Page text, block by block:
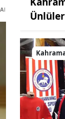
MERKEZİ)
Ünlüler